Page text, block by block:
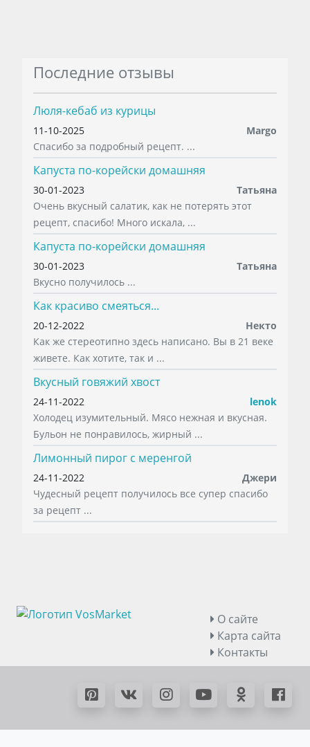
Последние отзывы
Люля-кебаб из курицы
11-10-2025
Margo
Спасибо за подробный рецепт. ...
Капуста по-корейски домашняя
30-01-2023
Татьяна
Очень вкусный салатик, как не потерять этот
рецепт, спасибо! Много искала, ...
Капуста по-корейски домашняя
30-01-2023
Татьяна
Вкусно получилось ...
Как красиво смеяться...
20-12-2022
Некто
Как же стереотипно здесь написано. Вы в 21 веке
живете. Как хотите, так и ...
Вкусный говяжий хвост
24-11-2022
lenok
Холодец изумительный. Мясо нежная и вкусная.
Бульон не понравилось, жирный ...
Лимонный пирог с меренгой
24-11-2022
Джери
Чудесный рецепт получилось все супер спасибо
за рецепт ...
О сайте
Карта сайта
Контакты